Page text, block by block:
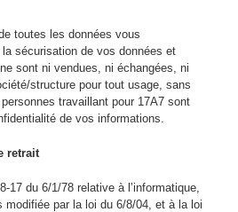
toutes les données vous
sécurisation de vos données et
sont ni vendues, ni échangées, ni
structure pour tout usage, sans
travaillant pour 17A7 sont
de vos informations.
retrait
17 du 6/1/78 relative à l’informatique,
par la loi du 6/8/04, et à la loi